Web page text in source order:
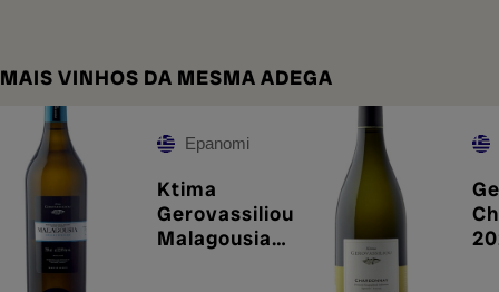
MAIS VINHOS DA MESMA ADEGA
Epanomi
Ktima
Gerovassiliou
Malagousia